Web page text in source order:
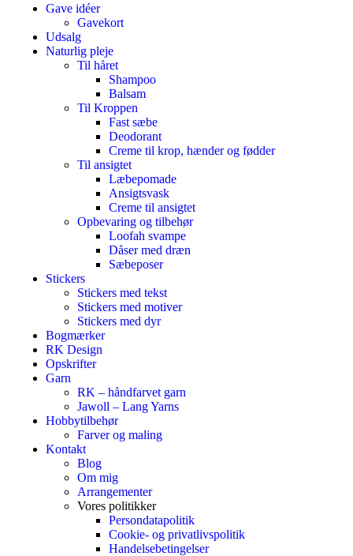
Gave idéer
Gavekort
Udsalg
Naturlig pleje
Til håret
Shampoo
Balsam
Til Kroppen
Fast sæbe
Deodorant
Creme til krop, hænder og fødder
Til ansigtet
Læbepomade
Ansigtsvask
Creme til ansigtet
Opbevaring og tilbehør
Loofah svampe
Dåser med dræn
Sæbeposer
Stickers
Stickers med tekst
Stickers med motiver
Stickers med dyr
Bogmærker
RK Design
Opskrifter
Garn
RK – håndfarvet garn
Jawoll – Lang Yarns
Hobbytilbehør
Farver og maling
Kontakt
Blog
Om mig
Arrangementer
Vores politikker
Persondatapolitik
Cookie- og privatlivspolitik
Handelsebetingelser